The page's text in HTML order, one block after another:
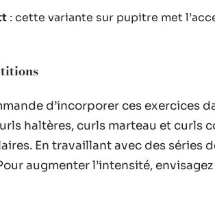
: cette variante sur pupitre met
d’incorporer ces exercices
haltères, curls marteau et curls
En travaillant avec des séries
augmenter l’intensité,